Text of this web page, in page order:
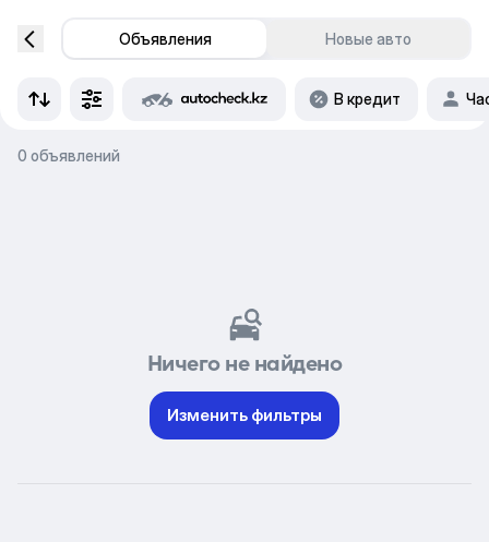
Объявления Новые авто
В кредит
0 объявлений
Ничего не найдено
Изменить фильтры